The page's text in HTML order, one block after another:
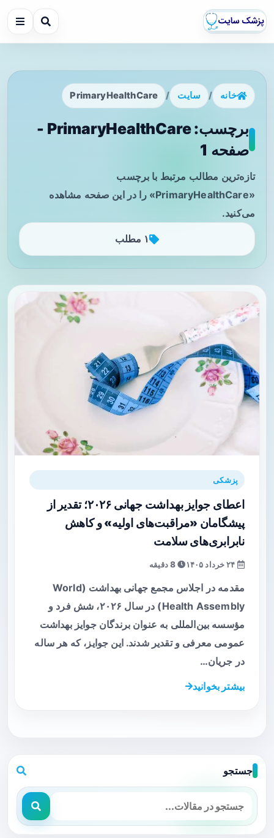
خانه / سایت /
PrimaryHealthCare
برچسب: PrimaryHealthCare -
صفحه 1
تازه‌ترین مطالب مرتبط با برچسب
«PrimaryHealthCare» را در این صفحه مشاهده
می‌کنید.
۱ مطلب
پزشکی
اعطای جوایز بهداشت جهانی ۲۰۲۶؛ تقدیر از
پیشگامان «مراقبت‌های اولیه» و کاهش
نابرابری‌های سلامت
8 دقیقه
مقدمه در اجلاس مجمع جهانی بهداشت (World
Health Assembly) در سال ۲۰۲۶، شش فرد و
مؤسسه بین‌المللی به عنوان برندگان جوایز بهداشت
عمومی معرفی و تقدیر شدند. این جوایز، که هر ساله
در جریان…
بیشتر بخوانید
جستجو